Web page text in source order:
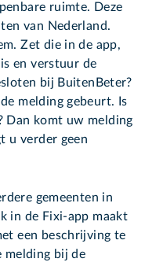
ruimte. Deze
van Nederland.
Zet die in de app,
en verstuur de
bij BuitenBeter?
melding gebeurt. Is
Dan komt uw melding
u verder geen
gemeenten in
in de Fixi-app maakt
een beschrijving te
melding bij de